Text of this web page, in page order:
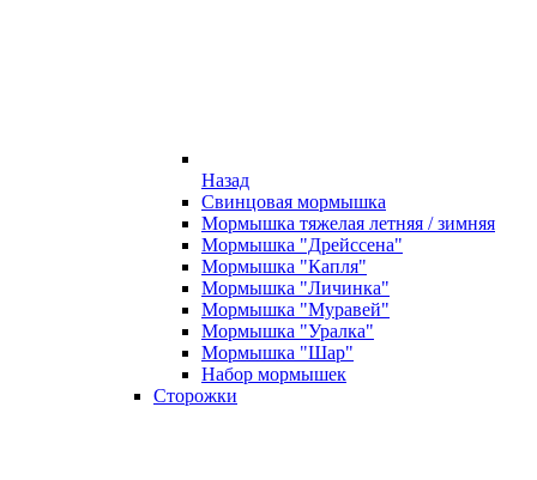
Назад
Свинцовая мормышка
Мормышка тяжелая летняя / зимняя
Мормышка "Дрейссена"
Мормышка "Капля"
Мормышка "Личинка"
Мормышка "Муравей"
Мормышка "Уралка"
Мормышка "Шар"
Набор мормышек
Сторожки